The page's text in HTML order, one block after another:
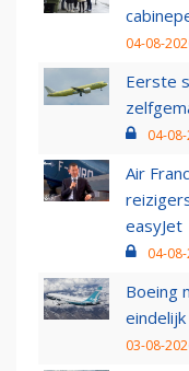
04-08-
Eerste
04-
Air
easyJet
04-
Boeing
03-08-